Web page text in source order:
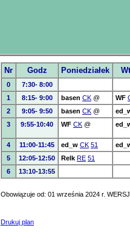
Nr Godz Poniedziałek
0
7:30- 8:00
1
8:15- 9:00 basen CK @ WF
2
9:05- 9:50 basen CK @
3
9:55-10:40 WF CK @
4 11:00-11:45 ed_w CK 51
5
12:05-12:50 Relk RE 51
6
13:10-13:55
Obowiązuje od: 01 września 2024 r.
Drukuj plan